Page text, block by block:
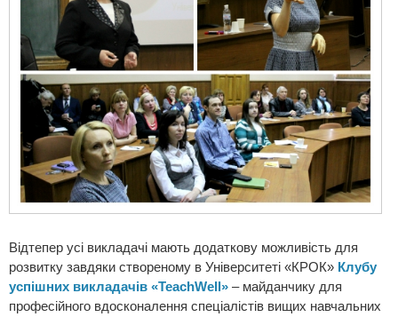
Відтепер усі викладачі мають додаткову можливість для
розвитку завдяки створеному в Університеті «КРОК» Клубу
успішних викладачів «TeachWell» – майданчику для
професійного вдосконалення спеціалістів вищих навчальних